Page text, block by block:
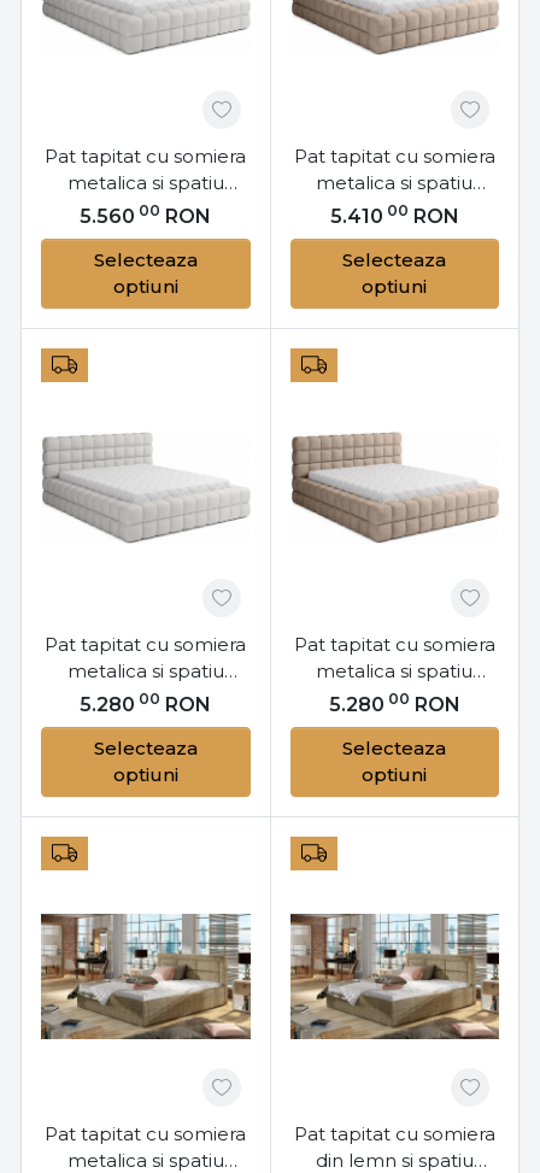
Pat tapitat cu somiera
metalica si spatiu
pentru depozitare,
180x200 cm Dizzle
M181, Eltap
5.560 00 RON
Selecteaza
optiuni
Pat tapitat cu somiera
metalica si spatiu
pentru depozitare,
160x200 cm Dizzle
M162, Eltap
5.410 00 RON
Selecteaza
optiuni
Pat tapitat cu somiera
metalica si spatiu
pentru depozitare,
160x200 cm Dizzle
M161, Eltap
5.280 00 RON
Selecteaza
optiuni
Pat tapitat cu somiera
metalica si spatiu
pentru depozitare,
140x200 cm Dizzle
M142, Eltap
5.280 00 RON
Selecteaza
optiuni
Pat tapitat cu somiera
metalica si spatiu
Pat tapitat cu somiera
din lemn si spatiu